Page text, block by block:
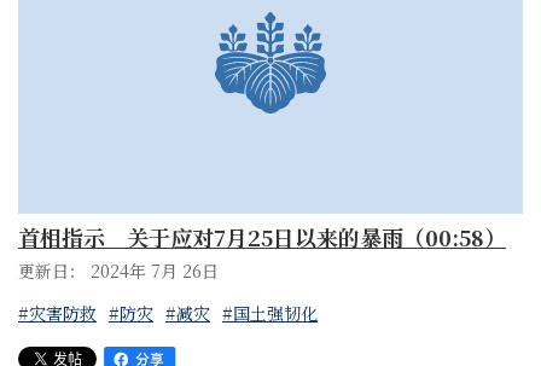
首相指示 关于应对7月25日以来的暴雨（00:58）
更新日： 2024年 7月 26日
#灾害防救 #防灾 #减灾 #国土强韧化